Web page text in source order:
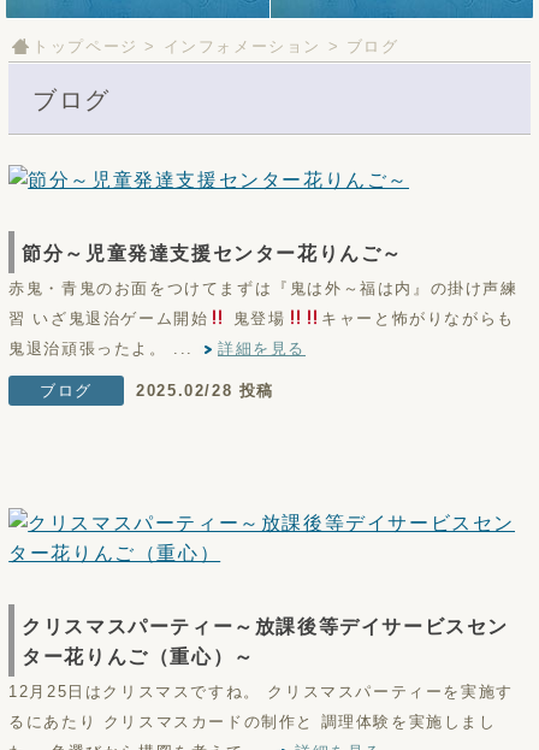
トップページ > インフォメーション > ブログ
ブログ
節分～児童発達支援センター花りんご～
赤鬼・青鬼のお面をつけてまずは『鬼は外～福は内』の掛け声練
習 いざ鬼退治ゲーム開始
鬼登場
キャーと怖がりながらも
鬼退治頑張ったよ。 ...
詳細を見る
ブログ 2025.02/28 投稿
クリスマスパーティー～放課後等デイサービスセン
ター花りんご（重心）～
12月25日はクリスマスですね。 クリスマスパーティーを実施す
るにあたり クリスマスカードの制作と 調理体験を実施しまし